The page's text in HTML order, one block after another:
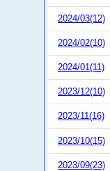
2024/03(12)
2024/02(10)
2024/01(11)
2023/12(10)
2023/11(16)
2023/10(15)
2023/09(23)